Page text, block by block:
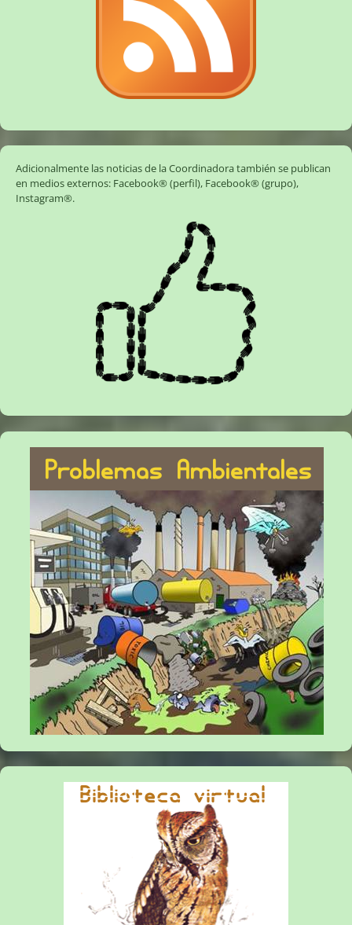
Adicionalmente las noticias de la Coordinadora también se publican
en medios externos: Facebook® (perfil), Facebook® (grupo),
Instagram®.